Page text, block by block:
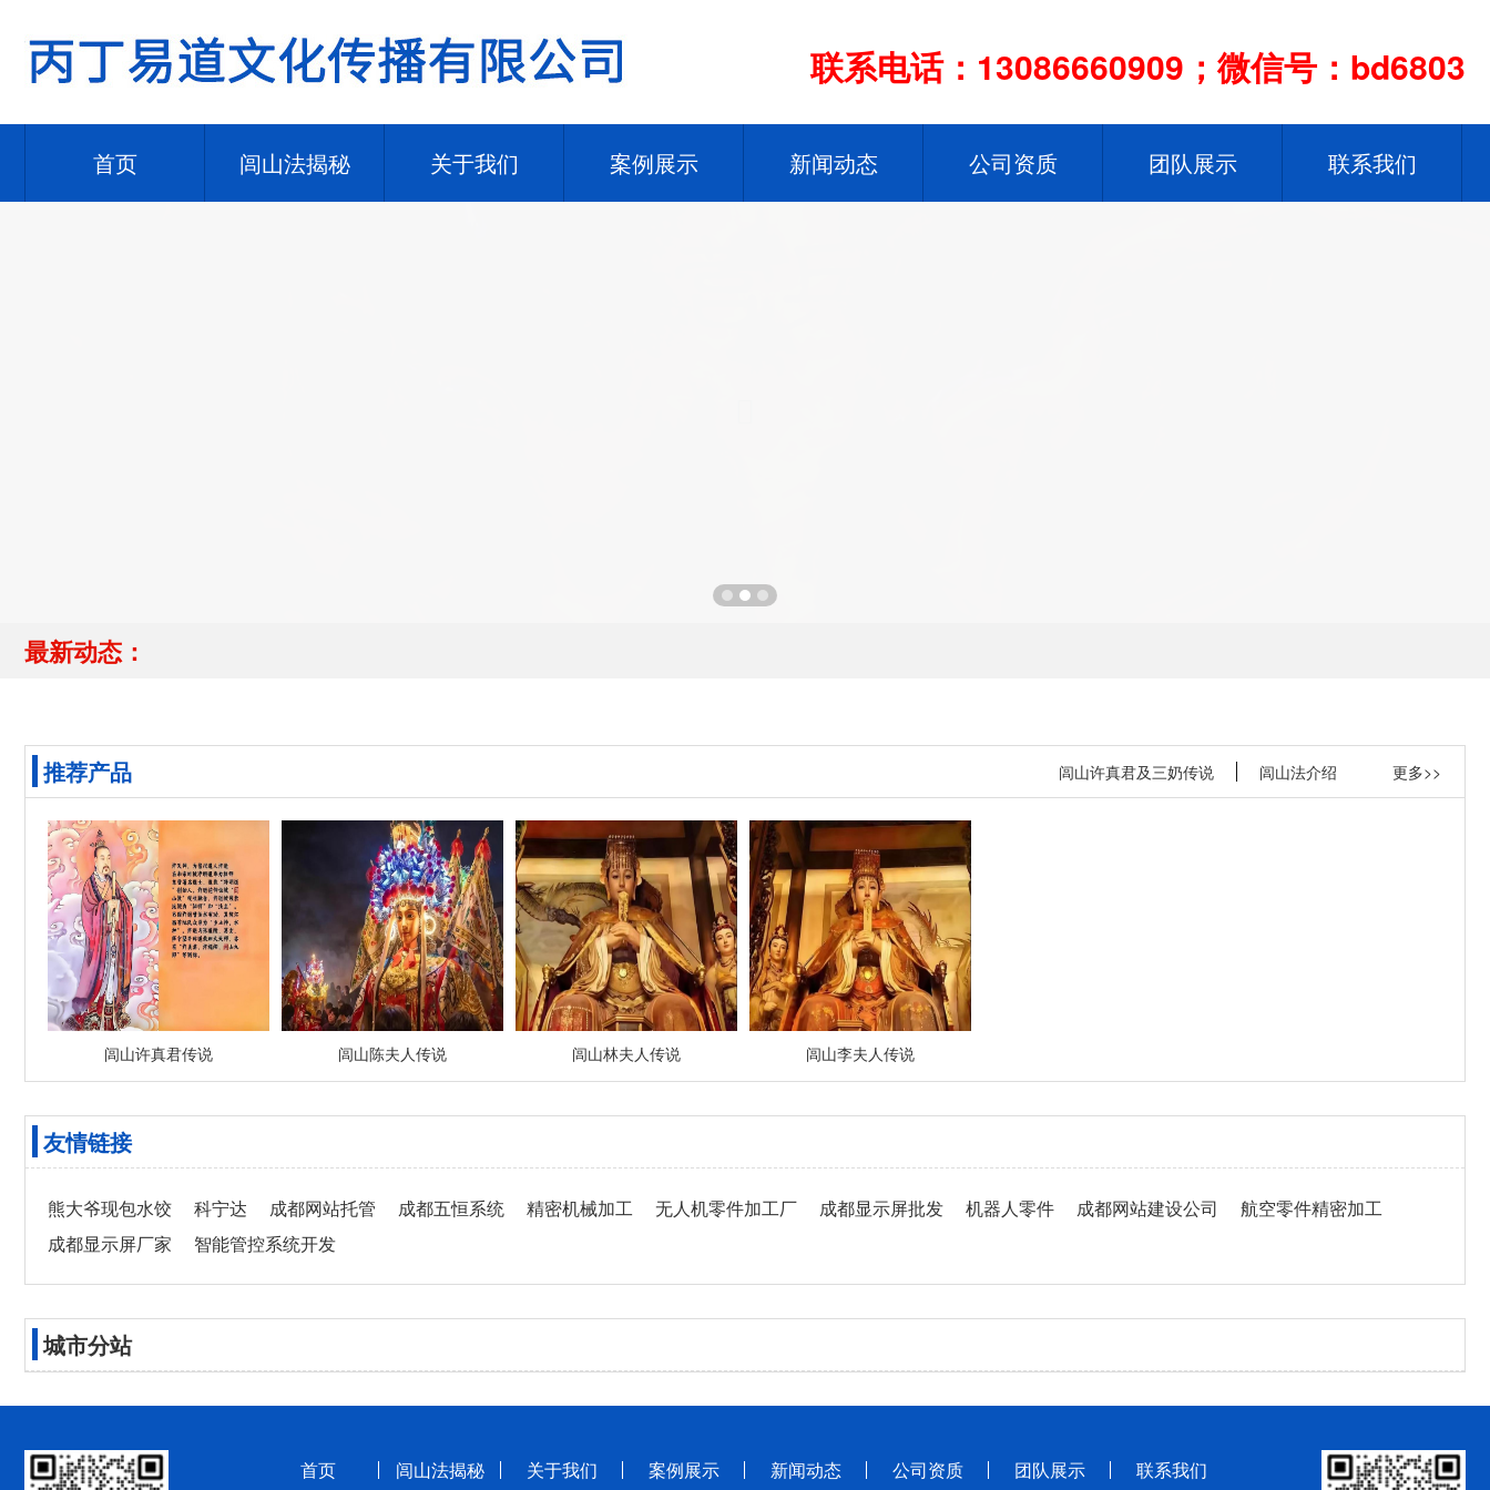
联系电话：13086660909；微信号：bd6803
首页 闾山法揭秘 关于我们 案例展示 新闻动态 公司资质 团队展示 联系我们
最新动态：
推荐产品 更多>>
闾山许真君及三奶传说 闾山法介绍
闾山许真君传说 闾山陈夫人传说 闾山林夫人传说 闾山李夫人传说
友情链接
熊大爷现包水饺 科宁达 成都网站托管 成都五恒系统 精密机械加工 无人机零件加工厂 成都显示屏批发 机器人零件 成都网站建设公司
航空零件精密加工
成都显示屏厂家
智能管控系统开发
城市分站
首页 闾山法揭秘 关于我们 案例展示 新闻动态 公司资质 团队展示 联系我们